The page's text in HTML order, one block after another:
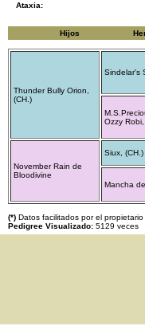
Ataxia:
Hijos
Thunder Bully Orion,
(CH.)
Sindelar's
Ozzy Robi,
November Rain de
Bloodivine
Siux, (CH.)
Mancha
(*)Datos facilitados por el propietario
Pedigree Visualizado:5129 veces